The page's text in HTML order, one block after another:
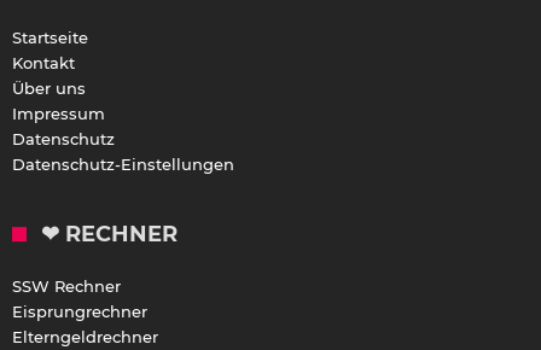
Startseite
Kontakt
Über uns
Impressum
Datenschutz
Datenschutz-Einstellungen
❤ RECHNER
SSW Rechner
Eisprungrechner
Elterngeldrechner